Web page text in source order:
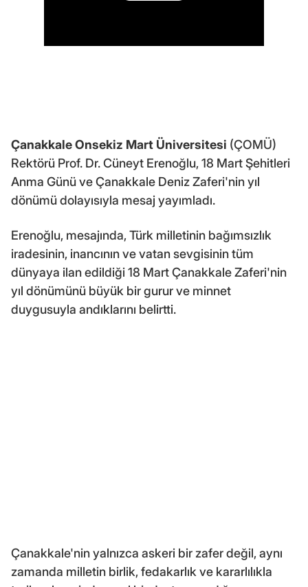
Çanakkale Onsekiz Mart Üniversitesi (ÇOMÜ)
Rektörü Prof. Dr. Cüneyt Erenoğlu, 18 Mart Şehitleri
Anma Günü ve Çanakkale Deniz Zaferi'nin yıl
dönümü dolayısıyla mesaj yayımladı.
Erenoğlu, mesajında, Türk milletinin bağımsızlık
iradesinin, inancının ve vatan sevgisinin tüm
dünyaya ilan edildiği 18 Mart Çanakkale Zaferi'nin
yıl dönümünü büyük bir gurur ve minnet
duygusuyla andıklarını belirtti.
Çanakkale'nin yalnızca askeri bir zafer değil, aynı
zamanda milletin birlik, fedakarlık ve kararlılıkla